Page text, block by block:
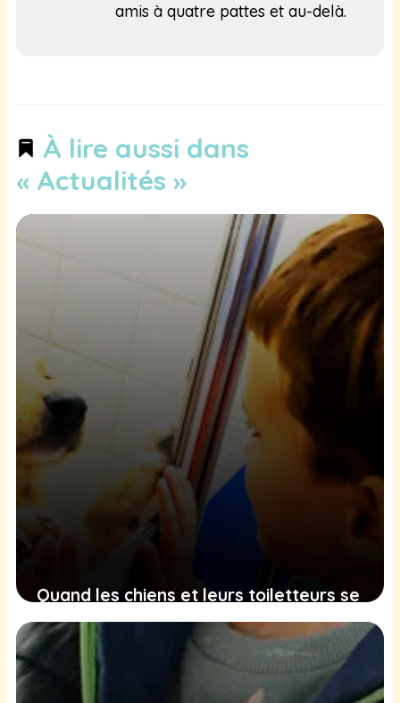
amis à quatre pattes et au-delà.
À lire aussi dans
« Actualités »
Quand les chiens et leurs toiletteurs se
rassemblent pour soutenir un jeune
garçon luttant contre le cancer